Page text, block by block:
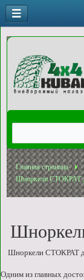
Главная страница
Шноркели СТОКРАТ
Шноркели СТОКРАТ
Одним из главных